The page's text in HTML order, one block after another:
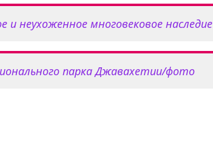
и неухоженное многовековое наследие
парка Джавахетии/фото